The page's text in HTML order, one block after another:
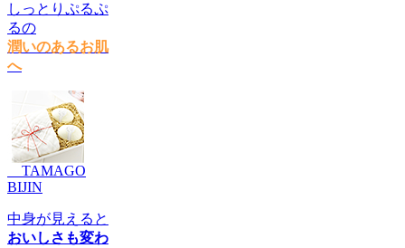
しっとりぷるぷ
るの
潤いのあるお肌
へ
TAMAGO
BIJIN
中身が見えると
おいしさも変わ